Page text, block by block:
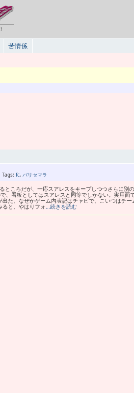
苦情係
Tags: fc, バリセマラ
ところだが、一応スアレスをキープしつつさらに別
、看板としてはスアレスと同等でしかない。実用
た。なぜかゲーム内表記はチャビで。こいつはチ
と、やはりフォ …続きを読む